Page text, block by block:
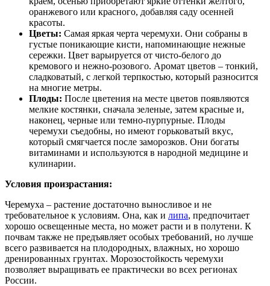
оранжевого или красного, добавляя саду осенней
красоты.
Цветы: Самая яркая черта черемухи. Они собраны в
густые поникающие кисти, напоминающие нежные
сережки. Цвет варьируется от чисто-белого до
кремового и нежно-розового. Аромат цветов – тонкий,
сладковатый, с легкой терпкостью, который разносится
на многие метры.
Плоды: После цветения на месте цветов появляются
мелкие костянки, сначала зеленые, затем красные и,
наконец, черные или темно-пурпурные. Плоды
черемухи съедобны, но имеют горьковатый вкус,
который смягчается после заморозков. Они богаты
витаминами и используются в народной медицине и
кулинарии.
Условия произрастания:
Черемуха – растение достаточно выносливое и не
требовательное к условиям. Она, как и липа, предпочитает
хорошо освещенные места, но может расти и в полутени. К
почвам также не предъявляет особых требований, но лучше
всего развивается на плодородных, влажных, но хорошо
дренированных грунтах. Морозостойкость черемухи
позволяет выращивать ее практически во всех регионах
России.